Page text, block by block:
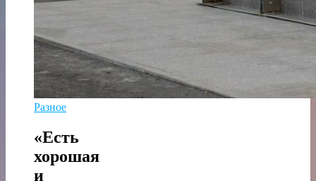
Разное
«Есть
хорошая
и